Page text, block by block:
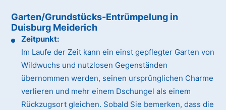
Garten/Grundstücks-Entrümpelung in
Duisburg Meiderich
Zeitpunkt:
Im Laufe der Zeit kann ein einst gepflegter Garten von
Wildwuchs und nutzlosen Gegenständen
übernommen werden, seinen ursprünglichen Charme
verlieren und mehr einem Dschungel als einem
Rückzugsort gleichen. Sobald Sie bemerken, dass die